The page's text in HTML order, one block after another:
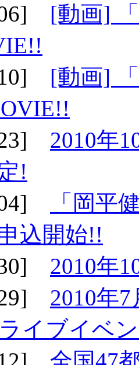
[動画]
[動画]
2010年
!
「岡平
込開始!!
2010年
2010年
イブイベ